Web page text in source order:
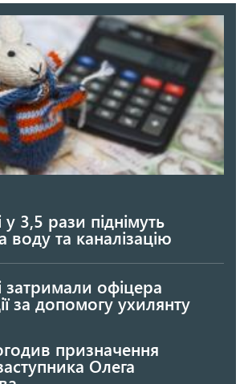
3,5 рази піднімуть
воду та каналізацію
затримали офіцера
за допомогу ухилянту
призначення
Олега